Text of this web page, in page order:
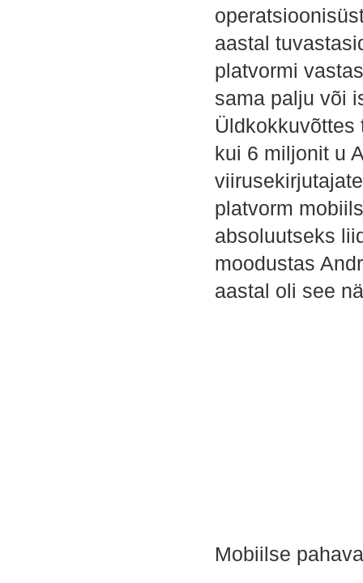
aastal
platvormi
sama palju või
Üldkokkuvõttes
kui 6 miljonit u
platvorm
absoluutseks
moodustas
aastal oli see
Mobiilse